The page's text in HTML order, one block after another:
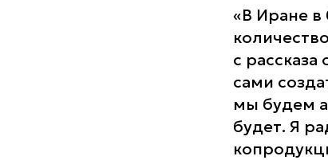
«В Иране
с
сами
мы будем
будет. Я